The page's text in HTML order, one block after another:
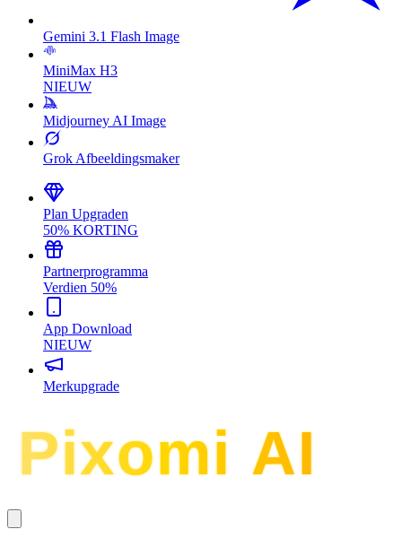
Gemini 3.1 Flash Image
MiniMax H3
NIEUW
Midjourney AI Image
Grok Afbeeldingsmaker
Plan Upgraden
50% KORTING
Partnerprogramma
Verdien 50%
App Download
NIEUW
Merkupgrade